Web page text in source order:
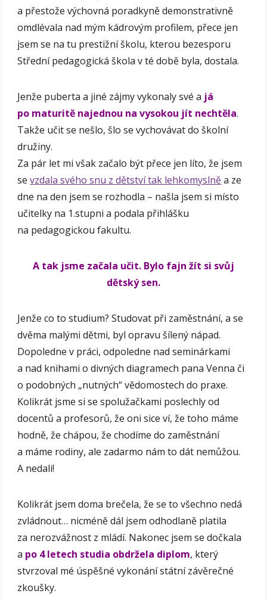
a přestože výchovná poradkyně demonstrativně
omdlévala nad mým kádrovým profilem, přece jen
jsem se na tu prestižní školu, kterou bezesporu
Střední pedagogická škola v té době byla, dostala.
Jenže puberta a jiné zájmy vykonaly své a já
po maturitě najednou na vysokou jít nechtěla.
Takže učit se nešlo, šlo se vychovávat do školní
družiny.
Za pár let mi však začalo být přece jen líto, že jsem
sevzdala svého snu z dětství tak lehkomyslněa ze
dne na den jsem se rozhodla – našla jsem si místo
učitelky na 1.stupni a podala přihlášku
na pedagogickou fakultu.
A tak jsme začala učit. Bylo fajn žít si svůj
dětský sen.
Jenže co to studium? Studovat při zaměstnání, a se
dvěma malými dětmi, byl opravu šílený nápad.
Dopoledne v práci, odpoledne nad seminárkami
a nad knihami o divných diagramech pana Venna či
o podobných „nutných“ vědomostech do praxe.
Kolikrát jsme si se spolužačkami poslechly od
docentů a profesorů, že oni sice ví, že toho máme
hodně, že chápou, že chodíme do zaměstnání
a máme rodiny, ale zadarmo nám to dát nemůžou.
A nedali!
Kolikrát jsem doma brečela, že se to všechno nedá
zvládnout… nicméně dál jsem odhodlaně platila
za nerozvážnost z mládí. Nakonec jsem se dočkala
a po 4 letech studia obdržela diplom, který
stvrzoval mé úspěšné vykonání státní závěrečné
zkoušky.